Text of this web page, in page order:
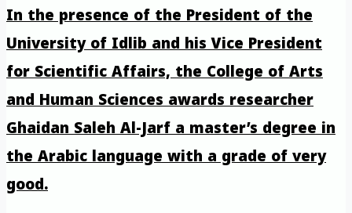
In the presence of the President of the
University of Idlib and his Vice President
for Scientific Affairs, the College of Arts
and Human Sciences awards researcher
Ghaidan Saleh Al-Jarf a master’s degree in
the Arabic language with a grade of very
good.